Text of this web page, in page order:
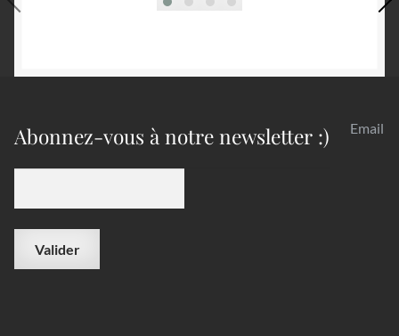
Abonnez-vous à notre newsletter :) Email